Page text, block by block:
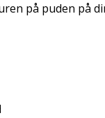
på puden på